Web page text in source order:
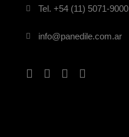
Tel. +54 (11) 5071-9000
info@panedile.com.ar